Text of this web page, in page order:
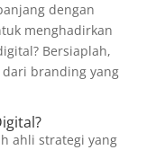
dengan
menghadirkan
Bersiaplah,
branding yang
ahli strategi yang